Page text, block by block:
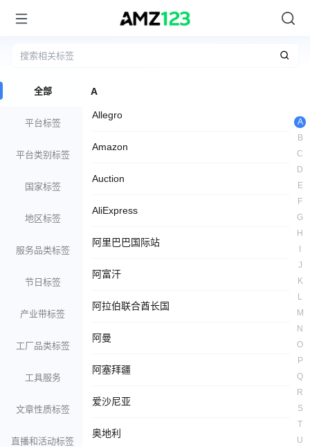
全部
平台标签
平台类别标签
国家标签
地区标签
服务品类标签
节日标签
产业带标签
工厂品类标签
工具服务
文章性质标签
直播和活动标签
A
Allegro
Amazon
Auction
AliExpress
阿里巴巴国际站
阿富汗
阿拉伯联合酋长国
阿曼
阿塞拜疆
爱沙尼亚
奥地利
A
B
C
D
E
F
G
H
J
K
L
M
N
O
P
Q
R
S
T
U